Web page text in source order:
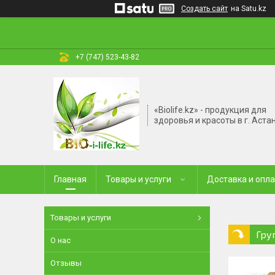
Создать сайт на Satu.kz
+7 (747) 523-43-82
«Biolife.kz» - продукция для
здоровья и красоты в г.
Главная Товары и услуги Доставка и
Товары и услуги
О нас
Отзывы